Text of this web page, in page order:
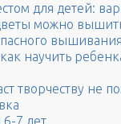
для детей:
можно
вышивания
научить
творчеству не
7 лет